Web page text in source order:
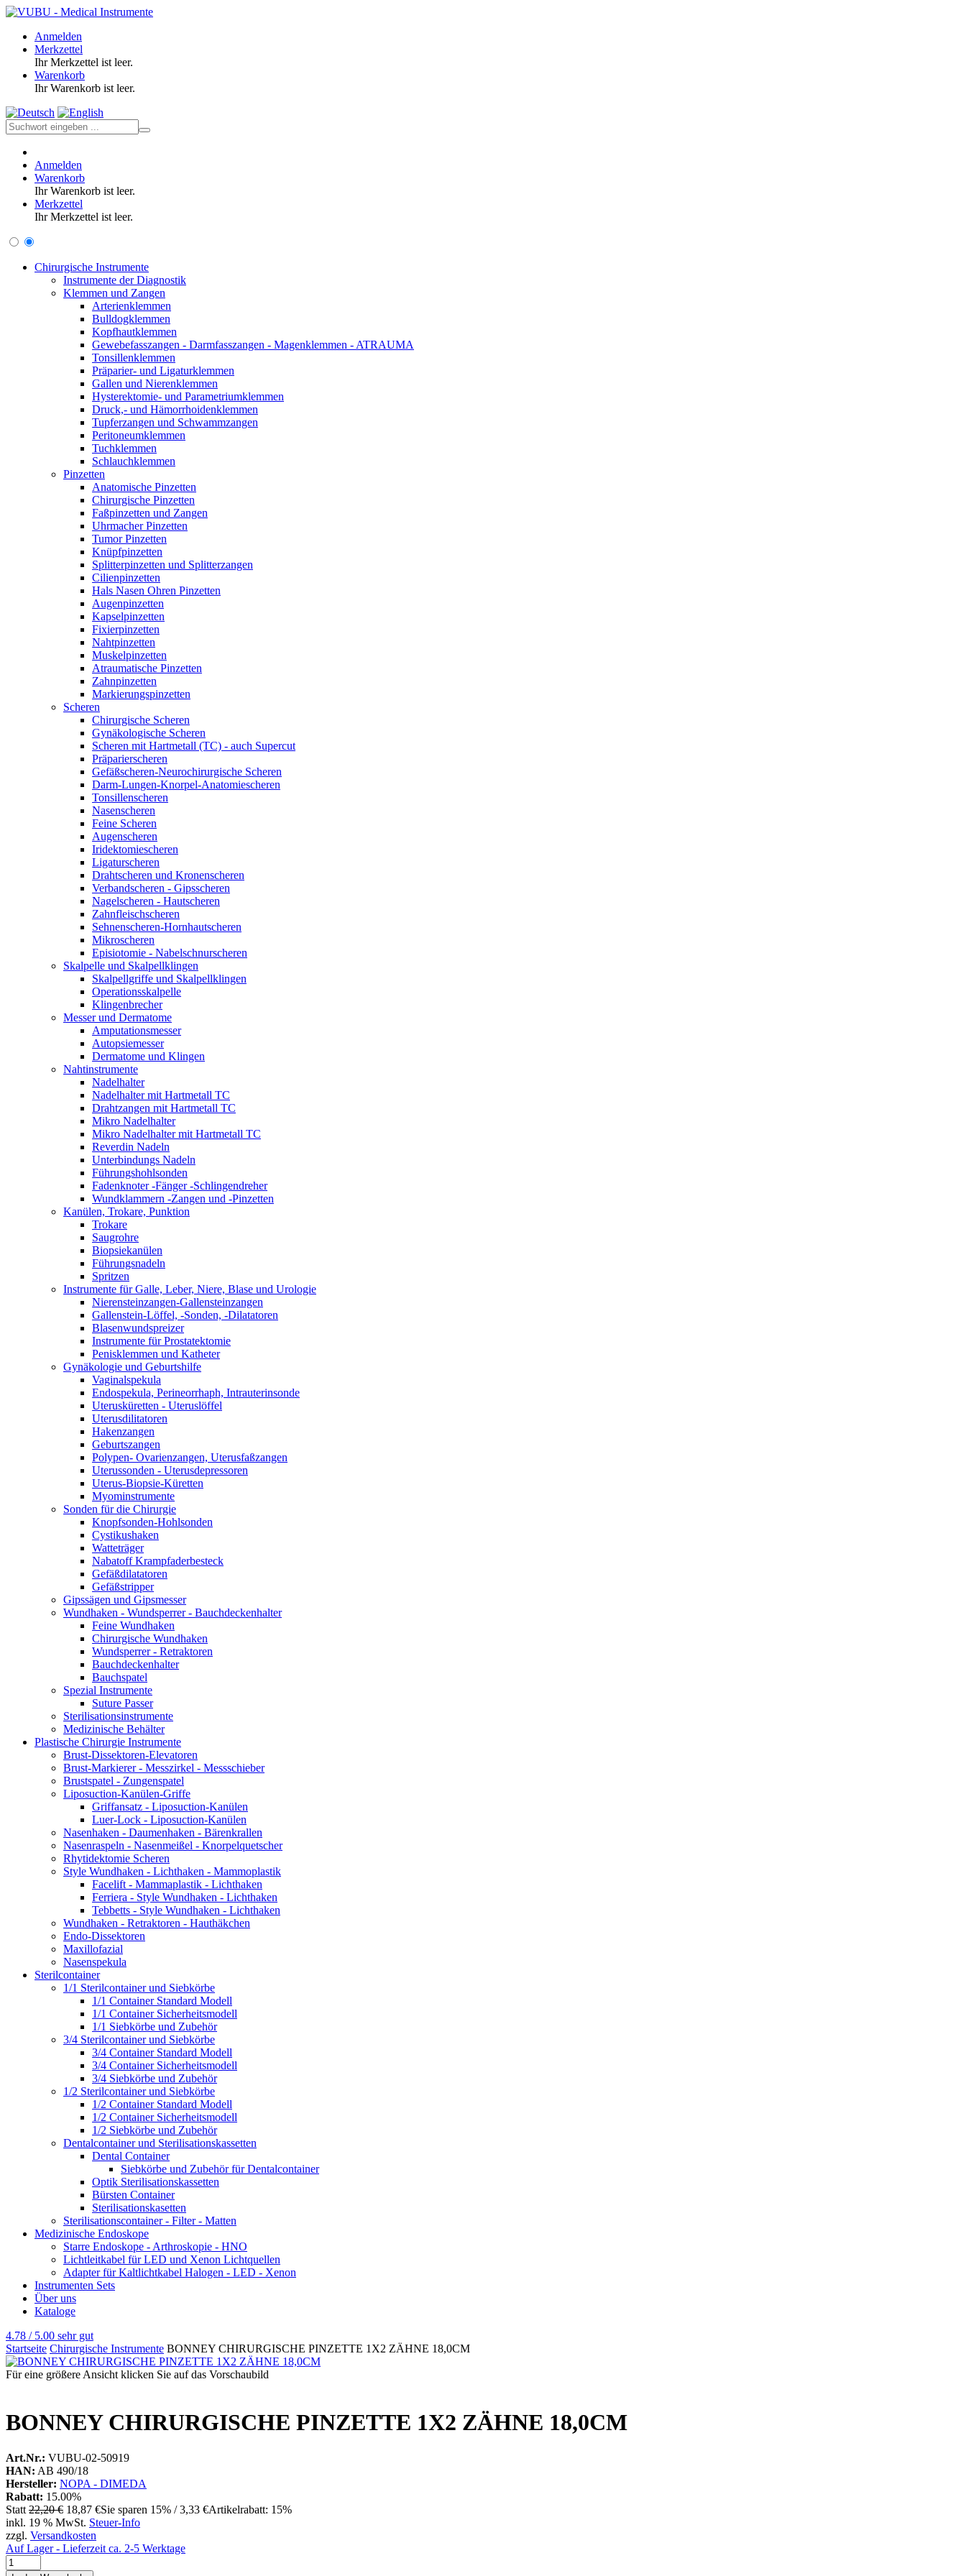
Anmelden
Merkzettel
Ihr Merkzettel ist leer.
Warenkorb
Ihr Warenkorb ist leer.
Anmelden
Warenkorb
Ihr Warenkorb ist leer.
Merkzettel
Ihr Merkzettel ist leer.
Chirurgische Instrumente
Instrumente der Diagnostik
Klemmen und Zangen
Arterienklemmen
Bulldogklemmen
Kopfhautklemmen
Gewebefasszangen - Darmfasszangen - Magenklemmen - ATRAUMA
Tonsillenklemmen
Präparier- und Ligaturklemmen
Gallen und Nierenklemmen
Hysterektomie- und Parametriumklemmen
Druck,- und Hämorrhoidenklemmen
Tupferzangen und Schwammzangen
Peritoneumklemmen
Tuchklemmen
Schlauchklemmen
Pinzetten
Anatomische Pinzetten
Chirurgische Pinzetten
Faßpinzetten und Zangen
Uhrmacher Pinzetten
Tumor Pinzetten
Knüpfpinzetten
Splitterpinzetten und Splitterzangen
Cilienpinzetten
Hals Nasen Ohren Pinzetten
Augenpinzetten
Kapselpinzetten
Fixierpinzetten
Nahtpinzetten
Muskelpinzetten
Atraumatische Pinzetten
Zahnpinzetten
Markierungspinzetten
Scheren
Chirurgische Scheren
Gynäkologische Scheren
Scheren mit Hartmetall (TC) - auch Supercut
Präparierscheren
Gefäßscheren-Neurochirurgische Scheren
Darm-Lungen-Knorpel-Anatomiescheren
Tonsillenscheren
Nasenscheren
Feine Scheren
Augenscheren
Iridektomiescheren
Ligaturscheren
Drahtscheren und Kronenscheren
Verbandscheren - Gipsscheren
Nagelscheren - Hautscheren
Zahnfleischscheren
Sehnenscheren-Hornhautscheren
Mikroscheren
Episiotomie - Nabelschnurscheren
Skalpelle und Skalpellklingen
Skalpellgriffe und Skalpellklingen
Operationsskalpelle
Klingenbrecher
Messer und Dermatome
Amputationsmesser
Autopsiemesser
Dermatome und Klingen
Nahtinstrumente
Nadelhalter
Nadelhalter mit Hartmetall TC
Drahtzangen mit Hartmetall TC
Mikro Nadelhalter
Mikro Nadelhalter mit Hartmetall TC
Reverdin Nadeln
Unterbindungs Nadeln
Führungshohlsonden
Fadenknoter -Fänger -Schlingendreher
Wundklammern -Zangen und -Pinzetten
Kanülen, Trokare, Punktion
Trokare
Saugrohre
Biopsiekanülen
Führungsnadeln
Spritzen
Instrumente für Galle, Leber, Niere, Blase und Urologie
Nierensteinzangen-Gallensteinzangen
Gallenstein-Löffel, -Sonden, -Dilatatoren
Blasenwundspreizer
Instrumente für Prostatektomie
Penisklemmen und Katheter
Gynäkologie und Geburtshilfe
Vaginalspekula
Endospekula, Perineorrhaph, Intrauterinsonde
Uterusküretten - Uteruslöffel
Uterusdilitatoren
Hakenzangen
Geburtszangen
Polypen- Ovarienzangen, Uterusfaßzangen
Uterussonden - Uterusdepressoren
Uterus-Biopsie-Küretten
Myominstrumente
Sonden für die Chirurgie
Knopfsonden-Hohlsonden
Cystikushaken
Watteträger
Nabatoff Krampfaderbesteck
Gefäßdilatatoren
Gefäßstripper
Gipssägen und Gipsmesser
Wundhaken - Wundsperrer - Bauchdeckenhalter
Feine Wundhaken
Chirurgische Wundhaken
Wundsperrer - Retraktoren
Bauchdeckenhalter
Bauchspatel
Spezial Instrumente
Suture Passer
Sterilisationsinstrumente
Medizinische Behälter
Plastische Chirurgie Instrumente
Brust-Dissektoren-Elevatoren
Brust-Markierer - Messzirkel - Messschieber
Brustspatel - Zungenspatel
Liposuction-Kanülen-Griffe
Griffansatz - Liposuction-Kanülen
Luer-Lock - Liposuction-Kanülen
Nasenhaken - Daumenhaken - Bärenkrallen
Nasenraspeln - Nasenmeißel - Knorpelquetscher
Rhytidektomie Scheren
Style Wundhaken - Lichthaken - Mammoplastik
Facelift - Mammaplastik - Lichthaken
Ferriera - Style Wundhaken - Lichthaken
Tebbetts - Style Wundhaken - Lichthaken
Wundhaken - Retraktoren - Hauthäkchen
Endo-Dissektoren
Maxillofazial
Nasenspekula
Sterilcontainer
1/1 Sterilcontainer und Siebkörbe
1/1 Container Standard Modell
1/1 Container Sicherheitsmodell
1/1 Siebkörbe und Zubehör
3/4 Sterilcontainer und Siebkörbe
3/4 Container Standard Modell
3/4 Container Sicherheitsmodell
3/4 Siebkörbe und Zubehör
1/2 Sterilcontainer und Siebkörbe
1/2 Container Standard Modell
1/2 Container Sicherheitsmodell
1/2 Siebkörbe und Zubehör
Dentalcontainer und Sterilisationskassetten
Dental Container
Siebkörbe und Zubehör für Dentalcontainer
Optik Sterilisationskassetten
Bürsten Container
Sterilisationskasetten
Sterilisationscontainer - Filter - Matten
Medizinische Endoskope
Starre Endoskope - Arthroskopie - HNO
Lichtleitkabel für LED und Xenon Lichtquellen
Adapter für Kaltlichtkabel Halogen - LED - Xenon
Instrumenten Sets
Über uns
Kataloge
4.78 / 5.00 sehr gut
Startseite Chirurgische Instrumente BONNEY CHIRURGISCHE PINZETTE 1X2 ZÄHNE 18,0CM
Für eine größere Ansicht klicken Sie auf das Vorschaubild
BONNEY CHIRURGISCHE PINZETTE 1X2 ZÄHNE 18,0CM
Art.Nr.: VUBU-02-50919
HAN: AB 490/18
Hersteller: NOPA - DIMEDA
Rabatt: 15.00%
Statt 22,20 € 18,87 €Sie sparen 15% / 3,33 €Artikelrabatt: 15%
inkl. 19 % MwSt. Steuer-Info
zzgl. Versandkosten
Auf Lager - Lieferzeit ca. 2-5 Werktage